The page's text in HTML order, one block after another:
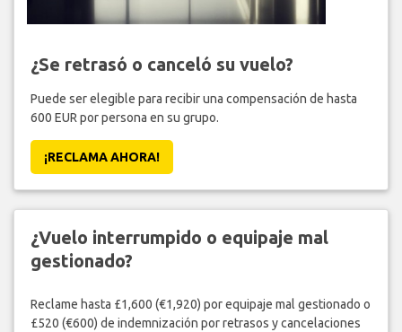
¿Se retrasó o canceló su vuelo?
Puede ser elegible para recibir una compensación de hasta
600 EUR por persona en su grupo.
¡RECLAMA AHORA!
¿Vuelo interrumpido o equipaje mal
gestionado?
Reclame hasta £1,600 (€1,920) por equipaje mal gestionado o
£520 (€600) de indemnización por retrasos y cancelaciones